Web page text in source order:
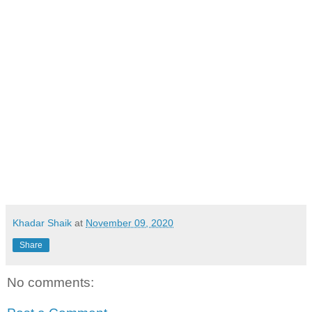
Khadar Shaik at November 09, 2020
Share
No comments: